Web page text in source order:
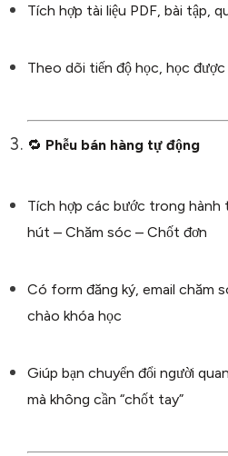
Tích hợp tài liệu PDF, bài tập,
Theo dõi tiến độ học, học được
🔁 Phễu bán hàng tự động
Tích hợp các bước trong hành
hút – Chăm sóc – Chốt đơn
Có form đăng ký, email chăm
chào khóa học
Giúp bạn chuyển đổi người
mà không cần “chốt tay”